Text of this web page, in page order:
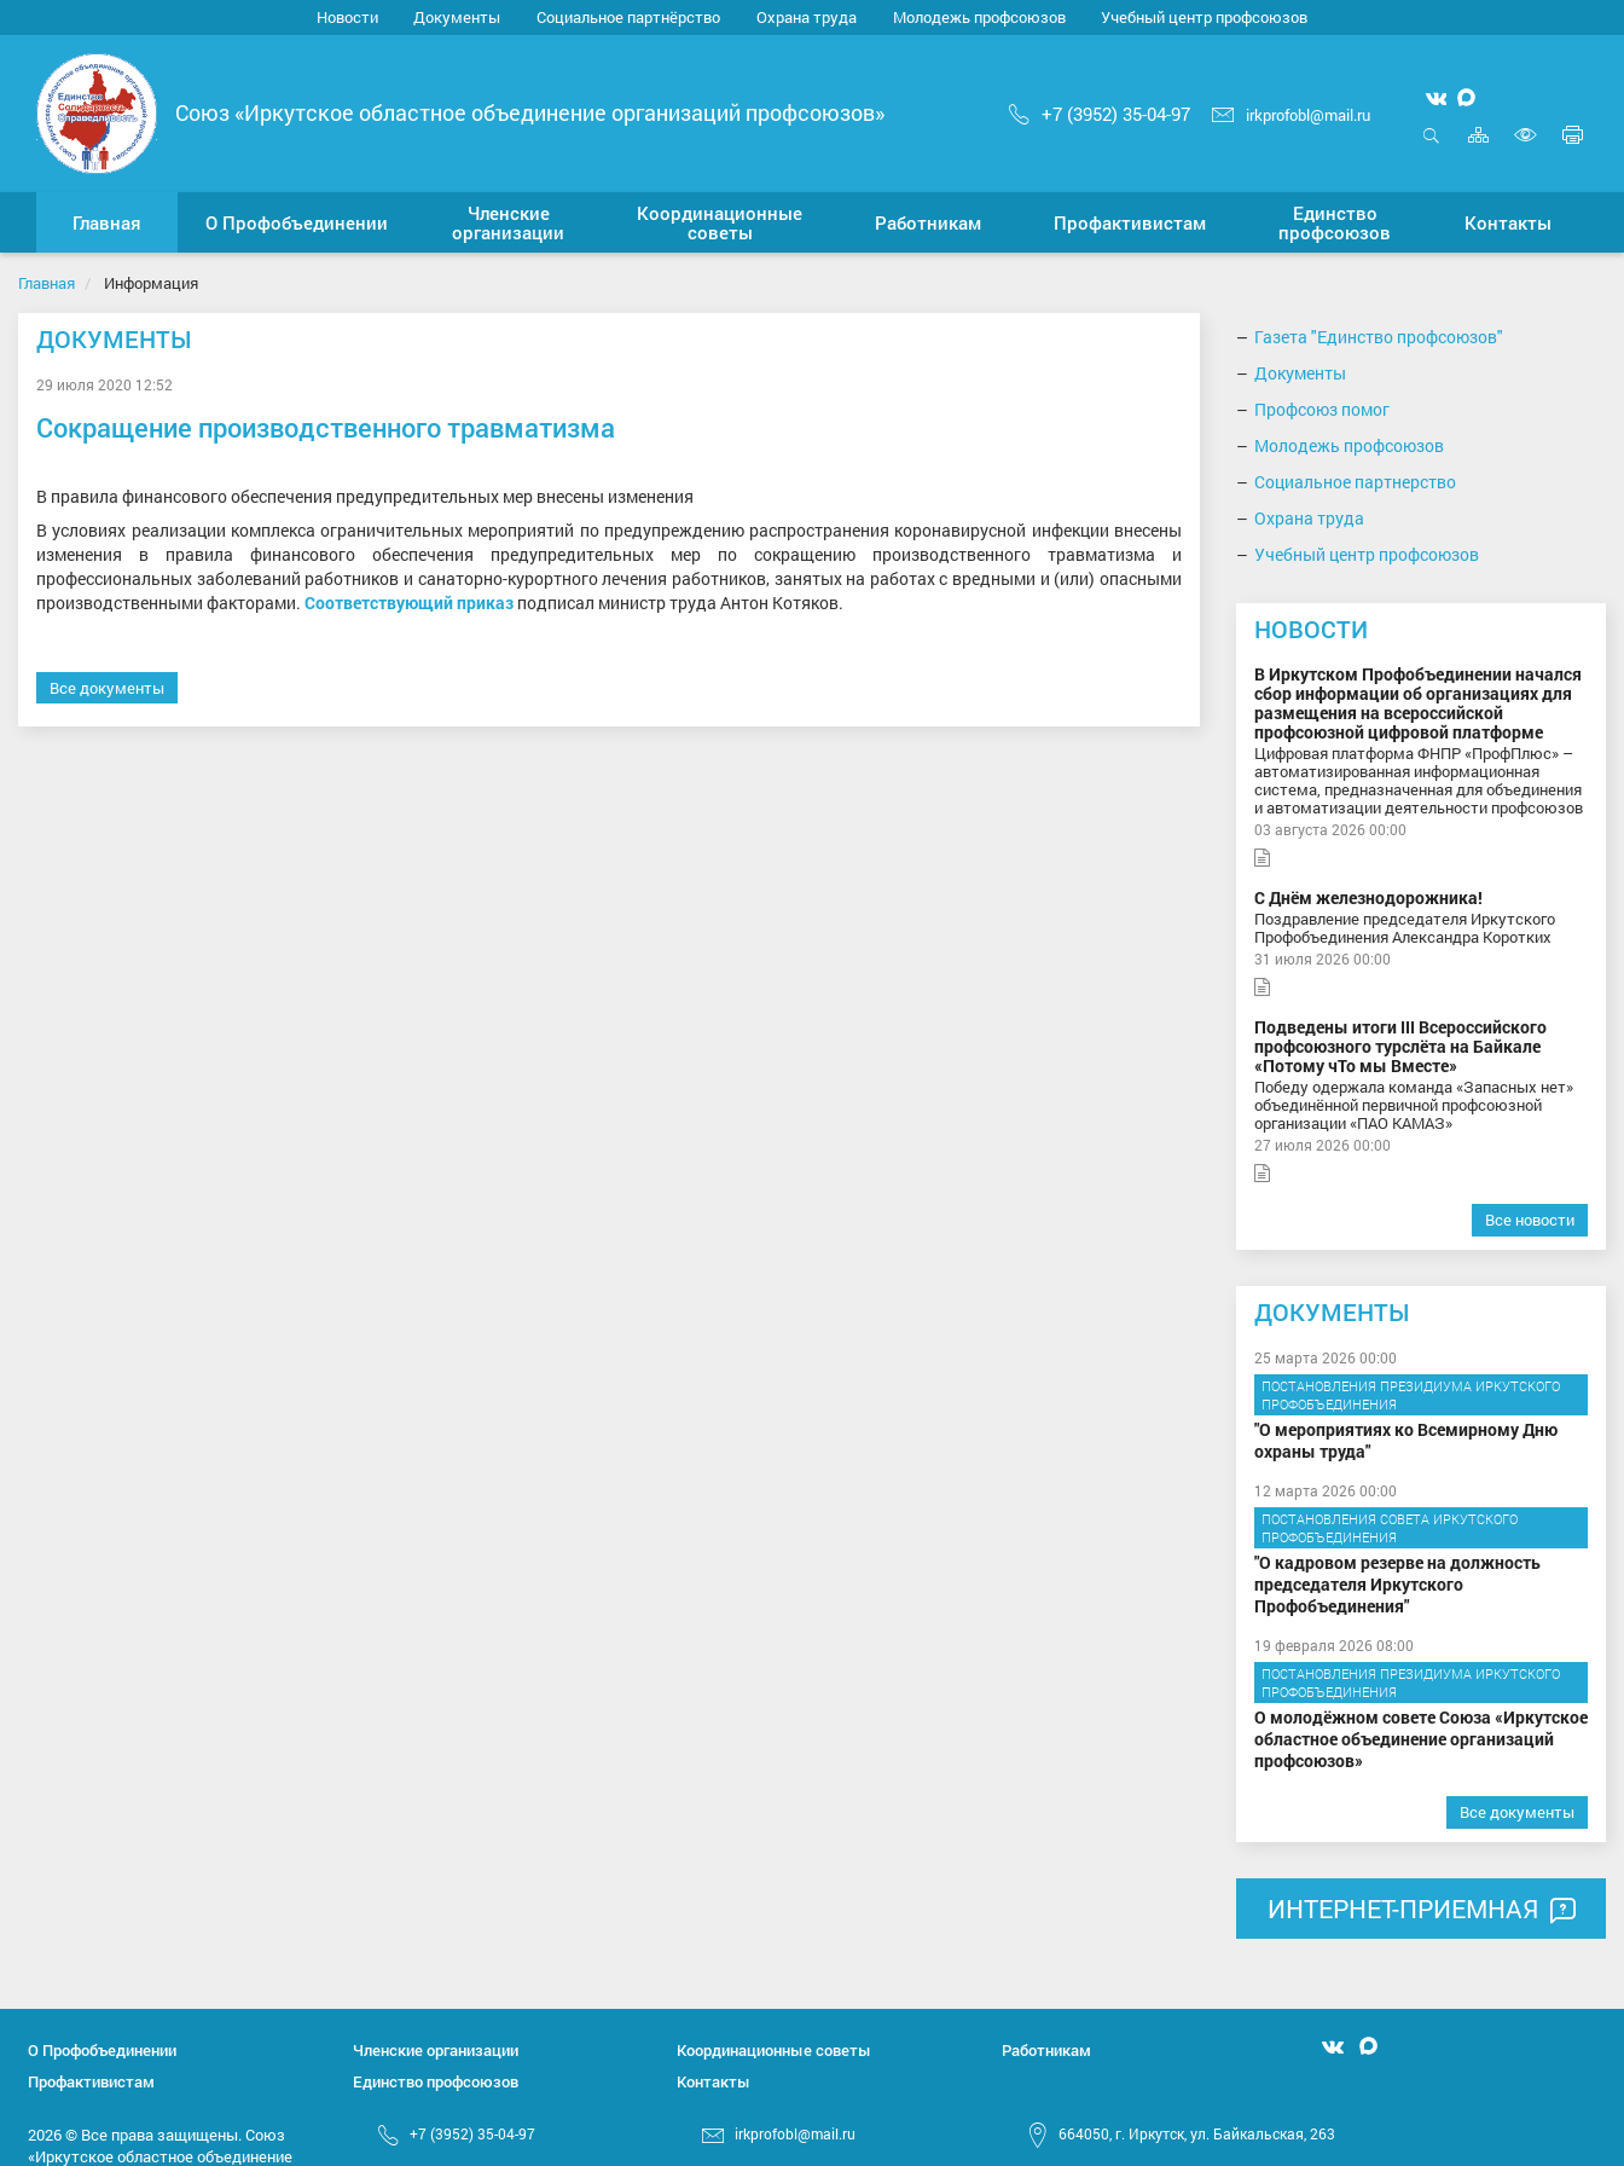
Новости Документы Социальное партнёрство Охрана труда Молодежь профсоюзов Учебный центр профсоюзов
Союз «Иркутское областное объединение организаций профсоюзов» +7 (3952) 35-04-97 irkprofobl@mail.ru Мы
вконтакте
Мы
MAX
Карта
сайта
для
Главная О Профобъединении
Членские
организации
Координационные
советы
Работникам Профактивистам
Единство
профсоюзов
Контакты
Главная Информация
ДОКУМЕНТЫ
29 июля 2020 12:52
Сокращение производственного травматизма
В правила финансового обеспечения предупредительных мер внесены изменения
В условиях реализации комплекса ограничительных мероприятий по предупреждению распространения коронавирусной инфекции внесены
изменения в правила финансового обеспечения предупредительных мер по сокращению производственного травматизма и
профессиональных заболеваний работников и санаторно-курортного лечения работников, занятых на работах с вредными и (или) опасными
производственными факторами. Соответствующий приказ подписал министр труда Антон Котяков.
Все документы
Газета "Единство профсоюзов"
Документы
Профсоюз помог
Молодежь профсоюзов
Социальное партнерство
Охрана труда
Учебный центр профсоюзов
НОВОСТИ
В Иркутском Профобъединении начался
сбор информации об организациях для
размещения на всероссийской
профсоюзной цифровой платформе
Цифровая платформа ФНПР «ПрофПлюс» –
автоматизированная информационная
система, предназначенная для объединения
и автоматизации деятельности профсоюзов
03 августа 2026 00:00
С Днём железнодорожника!
Поздравление председателя Иркутского
Профобъединения Александра Коротких
31 июля 2026 00:00
Подведены итоги III Всероссийского
профсоюзного турслёта на Байкале
«Потому чТо мы Вместе»
Победу одержала команда «Запасных нет»
объединённой первичной профсоюзной
организации «ПАО КАМАЗ»
27 июля 2026 00:00
Все новости
ДОКУМЕНТЫ
25 марта 2026 00:00
ПОСТАНОВЛЕНИЯ ПРЕЗИДИУМА ИРКУТСКОГО
ПРОФОБЪЕДИНЕНИЯ
"О мероприятиях ко Всемирному Дню
охраны труда"
12 марта 2026 00:00
ПОСТАНОВЛЕНИЯ СОВЕТА ИРКУТСКОГО
ПРОФОБЪЕДИНЕНИЯ
"О кадровом резерве на должность
председателя Иркутского
Профобъединения"
19 февраля 2026 08:00
ПОСТАНОВЛЕНИЯ ПРЕЗИДИУМА ИРКУТСКОГО
ПРОФОБЪЕДИНЕНИЯ
О молодёжном совете Союза «Иркутское
областное объединение организаций
профсоюзов»
Все документы
ИНТЕРНЕТ-ПРИЕМНАЯ
О Профобъединении Членские организации Координационные советы
Работникам
Профактивистам
Единство профсоюзов Контакты
Мы Мы
2026 © Все права защищены. Союз
«Иркутское областное объединение
+7 (3952) 35-04-97 irkprofobl@mail.ru 664050, г. Иркутск, ул. Байкальская, 263